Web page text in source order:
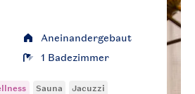
Aneinandergebaut
1 Badezimmer